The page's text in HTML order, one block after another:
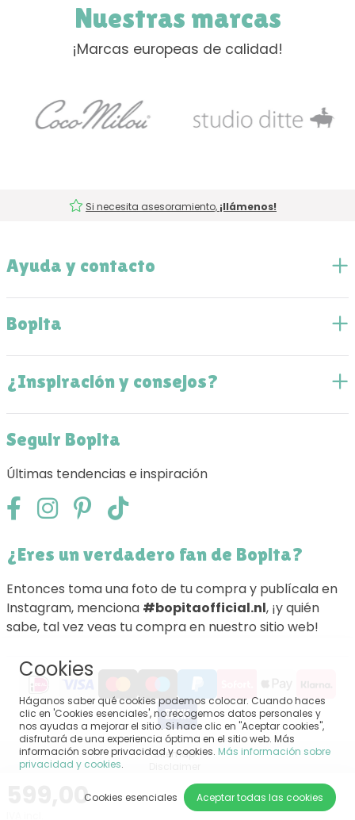
599,00
Nuestras marcas
¡Marcas europeas de calidad!
Si necesita asesoramiento, ¡llámenos!
Ayuda y contacto
Bopita
¿Inspiración y consejos?
Seguir Bopita
Últimas tendencias e inspiración
¿Eres un verdadero fan de Bopita?
Entonces toma una foto de tu compra y publícala en
Instagram, menciona #bopitaofficial.nl, ¡y quién
sabe, tal vez veas tu compra en nuestro sitio web!
Sitemap
Terminos y condiciones generales
Impressum
Cookies
Háganos saber qué cookies podemos colocar. Cuando haces
clic en 'Cookies esenciales', no recogemos datos personales y
nos ayudas a mejorar el sitio. Si hace clic en "Aceptar cookies",
disfrutará de una experiencia óptima en el sitio web. Más
información sobre privacidad y cookies. Más información sobre
privacidad y cookies.
Aceptar todas las cookies
Cookies esenciales